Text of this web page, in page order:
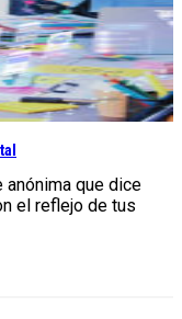
que dice
el reflejo de tus